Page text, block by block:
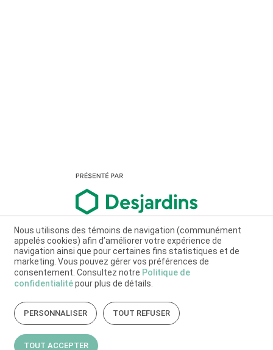
Nous utilisons des témoins de navigation (communément
appelés cookies) afin d’améliorer votre expérience de
navigation ainsi que pour certaines fins statistiques et de
marketing. Vous pouvez gérer vos préférences de
consentement. Consultez notre Politique de
confidentialitépour plus de détails.
PERSONNALISER TOUT REFUSER
TOUT ACCEPTER